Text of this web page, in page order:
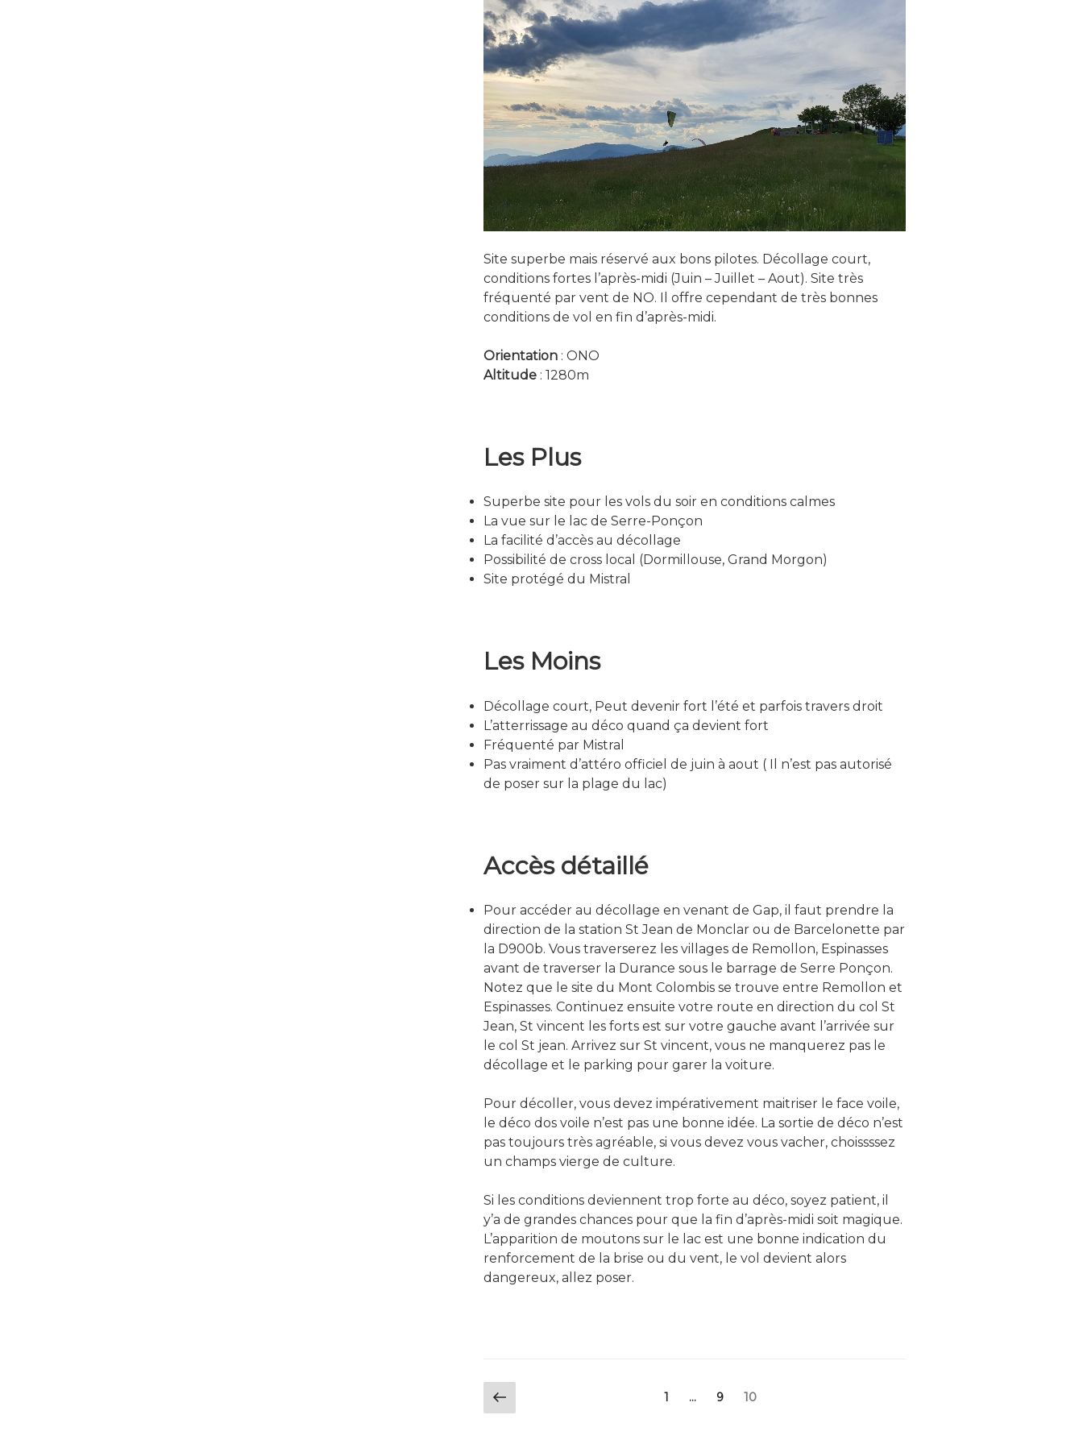
Site superbe mais réservé aux bons pilotes. Décollage court,
conditions fortes l’après-midi (Juin – Juillet – Aout). Site très
fréquenté par vent de NO. Il offre cependant de très bonnes
conditions de vol en fin d’après-midi.
Orientation: ONO
Altitude: 1280m
Les Plus
Superbe site pour les vols du soir en conditions calmes
La vue sur le lac de Serre-Ponçon
La facilité d’accès au décollage
Possibilité de cross local (Dormillouse, Grand Morgon)
Site protégé du Mistral
Les Moins
Décollage court, Peut devenir fort l’été et parfois travers droit
L’atterrissage au déco quand ça devient fort
Fréquenté par Mistral
Pas vraiment d’attéro officiel de juin à aout ( Il n’est pas autorisé
de poser sur la plage du lac)
Accès détaillé
Pour accéder au décollage en venant de Gap, il faut prendre la
direction de la station St Jean de Monclar ou de Barcelonette par
la D900b. Vous traverserez les villages de Remollon, Espinasses
avant de traverser la Durance sous le barrage de Serre Ponçon.
Notez que le site du Mont Colombis se trouve entre Remollon et
Espinasses. Continuez ensuite votre route en direction du col St
Jean, St vincent les forts est sur votre gauche avant l’arrivée sur
le col St jean. Arrivez sur St vincent, vous ne manquerez pas le
décollage et le parking pour garer la voiture.
Pour décoller, vous devez impérativement maitriser le face voile,
le déco dos voile n’est pas une bonne idée. La sortie de déco n’est
pas toujours très agréable, si vous devez vous vacher, choissssez
un champs vierge de culture.
Si les conditions deviennent trop forte au déco, soyez patient, il
y’a de grandes chances pour que la fin d’après-midi soit magique.
L’apparition de moutons sur le lac est une bonne indication du
renforcement de la brise ou du vent, le vol devient alors
dangereux, allez poser.
Pagination
Page
précédente
Page
1 … Page
9 Page
10